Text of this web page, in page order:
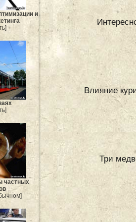
и
частных
Влияние
Три